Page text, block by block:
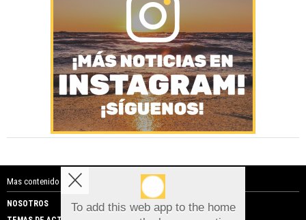
Mas contenido de Costa Blanca Noticias:
NOSOTROS
PUBLICIDAD
To add this web app to the home